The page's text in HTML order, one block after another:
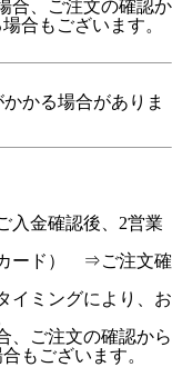
、ご注文の確認か
合もございます。
かる場合がありま
金確認後、2営業
カード） ⇒ご注文確
イミングにより、お
、ご注文の確認から
もございます。